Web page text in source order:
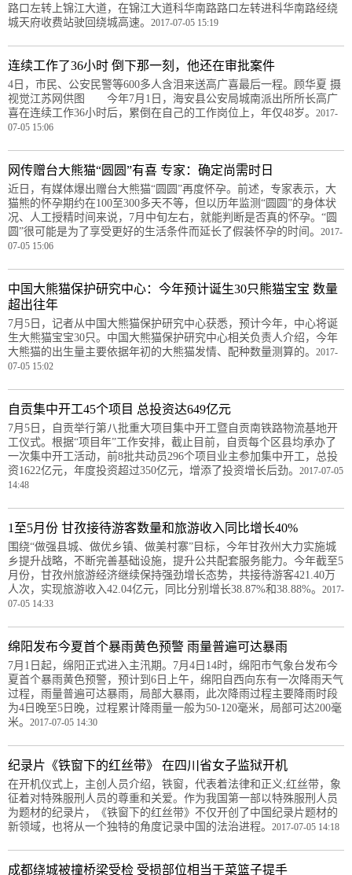
路口左转上锦江大道，在锦江大道科华南路路口左转进科华南路经绕
城天府收费站驶回绕城高速。 2017-07-05 15:19
连续工作了36小时 倒下那一刻，他还在审批案件
4日，市民、公安民警等600多人含泪来送高广喜最后一程。顾华夏 摄
视觉江苏网供图 今年7月1日，海安县公安局城南派出所所长高广
喜在连续工作36小时后，累倒在自己的工作岗位上，年仅48岁。 2017-
07-05 15:06
网传赠台大熊猫“圆圆”有喜 专家：确定尚需时日
近日，有媒体爆出赠台大熊猫“圆圆”再度怀孕。前述，专家表示，大
猫熊的怀孕期约在100至300多天不等，但以历年监测“圆圆”的身体状
况、人工授精时间来说，7月中旬左右，就能判断是否真的怀孕。“圆
圆”很可能是为了享受更好的生活条件而延长了假装怀孕的时间。 2017-
07-05 15:06
中国大熊猫保护研究中心：今年预计诞生30只熊猫宝宝 数量
超出往年
7月5日，记者从中国大熊猫保护研究中心获悉，预计今年，中心将诞
生大熊猫宝宝30只。中国大熊猫保护研究中心相关负责人介绍，今年
大熊猫的出生量主要依据年初的大熊猫发情、配种数量测算的。 2017-
07-05 15:02
自贡集中开工45个项目 总投资达649亿元
7月5日，自贡举行第八批重大项目集中开工暨自贡南铁路物流基地开
工仪式。根据“项目年”工作安排，截止目前，自贡每个区县均承办了
一次集中开工活动，前8批共动员296个项目业主参加集中开工，总投
资1622亿元，年度投资超过350亿元，增添了投资增长后劲。 2017-07-05
14:48
1至5月份 甘孜接待游客数量和旅游收入同比增长40%
围绕“做强县城、做优乡镇、做美村寨”目标，今年甘孜州大力实施城
乡提升战略，不断完善基础设施，提升公共配套服务能力。今年截至5
月份，甘孜州旅游经济继续保持强劲增长态势，共接待游客421.40万
人次，实现旅游收入42.04亿元，同比分别增长38.87%和38.88%。 2017-
07-05 14:33
绵阳发布今夏首个暴雨黄色预警 雨量普遍可达暴雨
7月1日起，绵阳正式进入主汛期。7月4日14时，绵阳市气象台发布今
夏首个暴雨黄色预警，预计到6日上午，绵阳自西向东有一次降雨天气
过程，雨量普遍可达暴雨，局部大暴雨，此次降雨过程主要降雨时段
为4日晚至5日晚，过程累计降雨量一般为50-120毫米，局部可达200毫
米。 2017-07-05 14:30
纪录片《铁窗下的红丝带》 在四川省女子监狱开机
在开机仪式上，主创人员介绍，铁窗，代表着法律和正义;红丝带，象
征着对特殊服刑人员的尊重和关爱。作为我国第一部以特殊服刑人员
为题材的纪录片，《铁窗下的红丝带》不仅开创了中国纪录片题材的
新领域，也将从一个独特的角度记录中国的法治进程。 2017-07-05 14:18
成都绕城被撞桥梁受检 受损部位相当于菜篮子提手